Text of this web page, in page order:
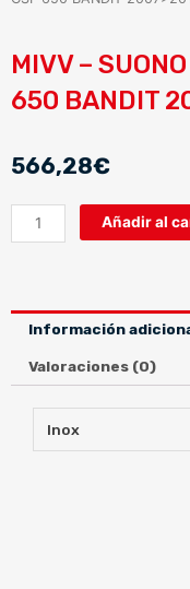
MIVV –
650 BANDIT
566,28€
MIVV
-
-
SUZUKI
GSF
650
BANDIT
2007>2015
cantidad
Añadir al
Información
Valoraciones (0)
Inox